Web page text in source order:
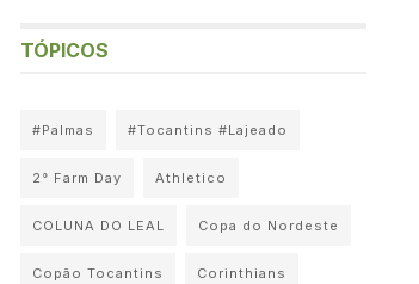
TÓPICOS
#Palmas #Tocantins #Lajeado
2° Farm Day Athletico
COLUNA DO LEAL Copa do Nordeste
Copão Tocantins Corinthians